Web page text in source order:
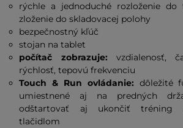
rýchle a jednoduché rozloženie do
zloženie do skladovacej polohy
bezpečnostný kľúč
stojan na tablet
počítač zobrazuje: vzdialenosť,
rýchlosť, tepovú frekvenciu
Touch & Run ovládanie: dôležité
umiestnené aj na predných
odštartovať aj ukončiť tréning
tlačidlom